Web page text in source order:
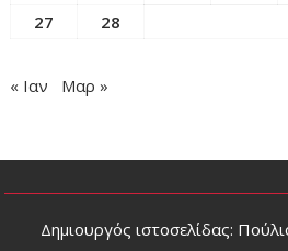
27
28
« Ιαν Μαρ »
Δημιουργός ιστοσελίδας: